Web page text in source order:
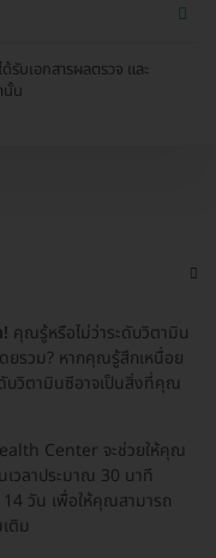
บเอกสารผลตรวจ และ
นั้น
คุณรู้หรือไม่ว่าระดับวิตามิน
ยรวม? หากคุณรู้สึกเหนื่อย
บวิตามินซีอาจเป็นสิ่งที่คุณ
Center จะช่วยให้คุณ
วลาประมาณ 30 นาที
วัน เพื่อให้คุณสามารถ
ติม